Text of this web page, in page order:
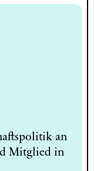
an
Mitglied in